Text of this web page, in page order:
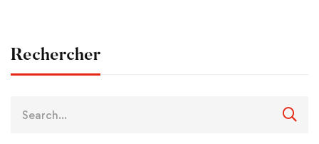
Rechercher